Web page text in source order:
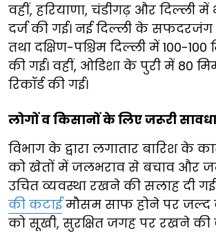
वहीं, हरियाणा, चंडीगढ़ और दिल्ली में
दर्ज की गई। नई दिल्ली के
तथा दक्षिण-पश्चिम दिल्ली में 100-100
की गई। वहीं, ओडिशा के पुरी में 80
रिकॉर्ड की गई।
लोगों व किसानों के लिए जरूरी
विभाग के द्वारा लगातार बारिश के
को खेतों में जलभराव से बचाव और
उचित व्यवस्था रखने की सलाह दी गई
की कटाईमौसम साफ होने पर
को सूखी, सुरक्षित जगह पर रखने की